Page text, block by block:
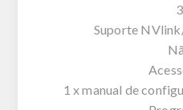
3
Suporte
1 x manual de